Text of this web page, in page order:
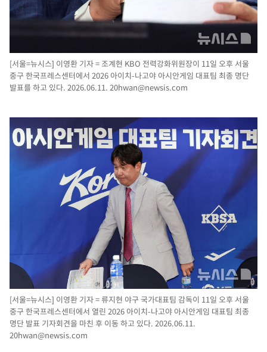
[서울=뉴시스] 이영환 기자 = 조계현 KBO 전력강화위원장이 11일 오후 서울
중구 한국프레스센터에서 2026 아이치-나고야 아시안게임 대표팀 최종 명단
발표를 하고 있다. 2026.06.11. 20hwan@newsis.com
[서울=뉴시스] 이영환 기자 = 류지현 야구 국가대표팀 감독이 11일 오후 서울
중구 한국프레스센터에서 열린 2026 아이치-나고야 아시안게임 대표팀 최종
명단 발표 기자회견을 마친 후 이동 하고 있다. 2026.06.11.
20hwan@newsis.com